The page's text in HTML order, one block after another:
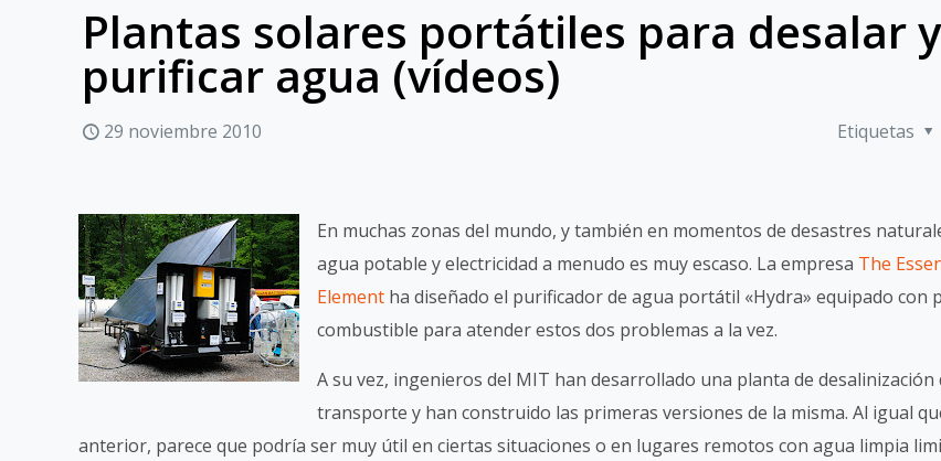
Plantas solares portátiles para desalar y
purificar agua (vídeos)
29 noviembre 2010 Etiquetas
En muchas zonas del mundo, y también en momentos de desastres
agua potable y electricidad a menudo es muy escaso. La empresa The
Element ha diseñado el purificador de agua portátil «Hydra» equipado con
combustible para atender estos dos problemas a la vez.
A su vez, ingenieros del MIT han desarrollado una planta de desalinización
transporte y han construido las primeras versiones de la misma. Al igual
anterior, parece que podría ser muy útil en ciertas situaciones o en lugares remotos con agua limpia